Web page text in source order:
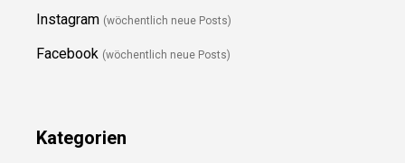
Instagram (wöchentlich neue Posts)
Facebook (wöchentlich neue Posts)
Kategorien